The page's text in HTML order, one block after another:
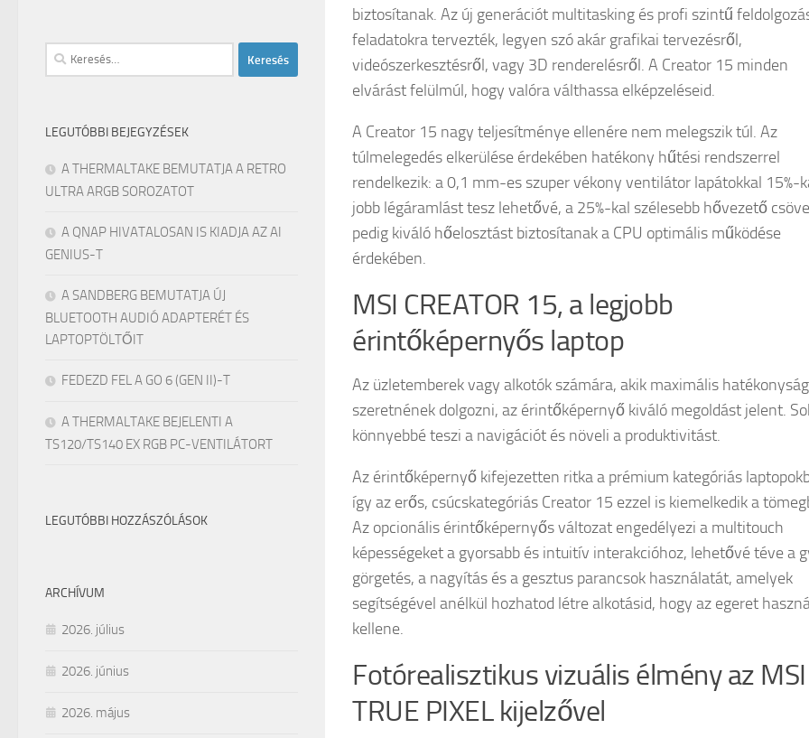
biztosítanak. Az új generációt multitasking és profi szintű
feladatokra tervezték, legyen szó akár grafikai tervezésről,
videószerkesztésről, vagy 3D renderelésről. A Creator 15 minden
elvárást felülmúl, hogy valóra válthassa elképzeléseid.
A Creator 15 nagy teljesítménye ellenére nem melegszik túl. Az
túlmelegedés elkerülése érdekében hatékony hűtési rendszerrel
rendelkezik: a 0,1 mm-es szuper vékony ventilátor lapátokkal 15%-
jobb légáramlást tesz lehetővé, a 25%-kal szélesebb hővezető
pedig kiváló hőelosztást biztosítanak a CPU optimális működése
érdekében.
MSI CREATOR 15, a legjobb
érintőképernyős laptop
Az üzletemberek vagy alkotók számára, akik maximális
szeretnének dolgozni, az érintőképernyő kiváló megoldást jelent.
könnyebbé teszi a navigációt és növeli a produktivitást.
Az érintőképernyő kifejezetten ritka a prémium kategóriás
így az erős, csúcskategóriás Creator 15 ezzel is kiemelkedik a
Az opcionális érintőképernyős változat engedélyezi a multitouch
képességeket a gyorsabb és intuitív interakcióhoz, lehetővé téve a
görgetés, a nagyítás és a gesztus parancsok használatát, amelyek
segítségével anélkül hozhatod létre alkotásid, hogy az egeret
kellene.
Fotórealisztikus vizuális élmény az MSI
TRUE PIXEL kijelzővel
Keresés:
LEGUTÓBBI BEJEGYZÉSEK
A THERMALTAKE BEMUTATJA A RETRO
ULTRA ARGB SOROZATOT
A QNAP HIVATALOSAN IS KIADJA AZ AI
GENIUS-T
A SANDBERG BEMUTATJA ÚJ
BLUETOOTH AUDIÓ ADAPTERÉT ÉS
LAPTOPTÖLTŐIT
FEDEZD FEL A GO 6 (GEN II)-T
A THERMALTAKE BEJELENTI A
TS120/TS140 EX RGB PC-VENTILÁTORT
LEGUTÓBBI HOZZÁSZÓLÁSOK
ARCHÍVUM
2026. július
2026. június
2026. május